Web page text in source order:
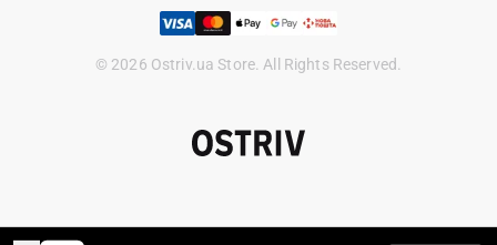
© 2026 Ostriv.ua Store. All Rights Reserved.